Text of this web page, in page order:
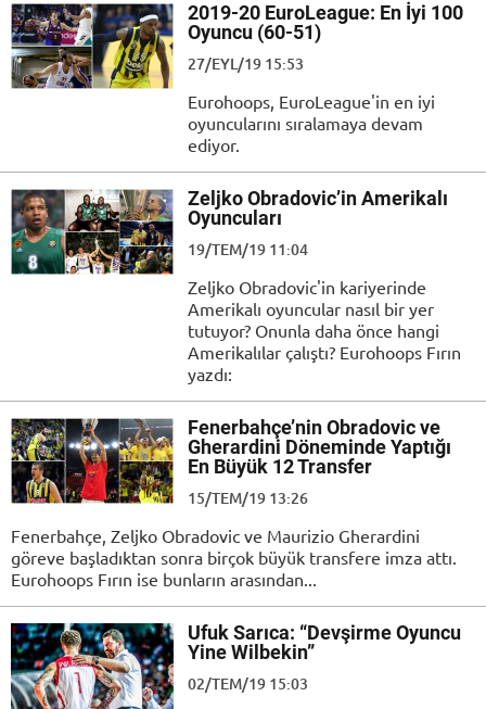
2019-20 EuroLeague: En İyi 100
Oyuncu (60-51)
27/EYL/19 15:53
Eurohoops, EuroLeague'in en iyi
oyuncularını sıralamaya devam
ediyor.
Zeljko Obradovic’in Amerikalı
Oyuncuları
19/TEM/19 11:04
Zeljko Obradovic'in kariyerinde
Amerikalı oyuncular nasıl bir yer
tutuyor? Onunla daha önce hangi
Amerikalılar çalıştı? Eurohoops Fırın
yazdı:
Fenerbahçe’nin Obradovic ve
Gherardini Döneminde Yaptığı
En Büyük 12 Transfer
15/TEM/19 13:26
Fenerbahçe, Zeljko Obradovic ve Maurizio Gherardini
göreve başladıktan sonra birçok büyük transfere imza attı.
Eurohoops Fırın ise bunların arasından...
Ufuk Sarıca: “Devşirme Oyuncu
Yine Wilbekin”
02/TEM/19 15:03